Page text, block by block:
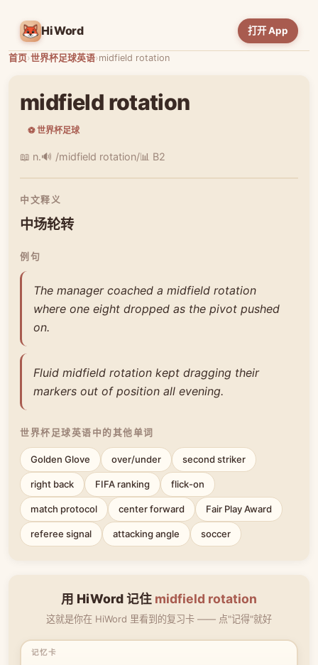
HiWord 打开 App
首页›世界杯足球英语›midfield rotation
midfield rotation
⚽ 世界杯足球
📖 n.🔊 /midfield rotation/📊 B2
中文释义
中场轮转
例句
The manager coached a midfield rotation
where one eight dropped as the pivot pushed
on.
Fluid midfield rotation kept dragging their
markers out of position all evening.
世界杯足球英语中的其他单词
Golden Glove over/under second striker
right back FIFA ranking flick-on
match protocol center forward Fair Play Award
referee signal attacking angle soccer
用 HiWord 记住 midfield rotation
这就是你在 HiWord 里看到的复习卡 —— 点"记得"就好